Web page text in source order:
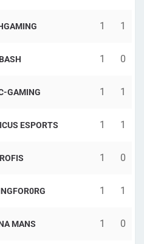
1 1
1 0
GAMING 1 1
ESPORTS 1 1
1 0
1 1
MANS 1 0